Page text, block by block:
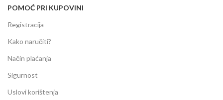
POMOĆ PRI KUPOVINI
Registracija
Kako naručiti?
Način plaćanja
Sigurnost
Uslovi korištenja